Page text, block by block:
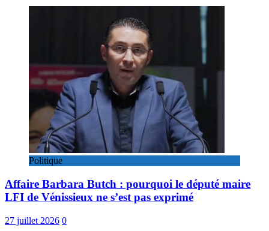
Politique
Affaire Barbara Butch : pourquoi le député maire
LFI de Vénissieux ne s’est pas exprimé
27 juillet 2026 0